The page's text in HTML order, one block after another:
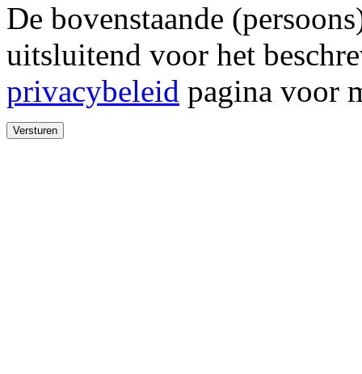
De bovenstaande
uitsluitend voor het
privacybeleid pagina voor
Versturen